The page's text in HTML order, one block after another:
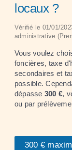
locaux ?
Vérifié le 01/01/
administrative
Vous voulez
foncières, taxe
secondaires et
possible.
dépasse 300 €,
ou par
300 €